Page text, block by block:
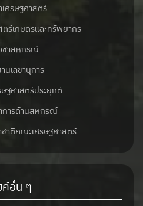
ศรษฐศาสตร์
ตร์เกษตรและทรัพยากร
ชาสหกรณ์
นเลขานุการ
ฐศาสตร์ประยุกต์
การด้านสหกรณ์
าติคณะเศรษฐศาสตร์
ค์อื่น ๆ